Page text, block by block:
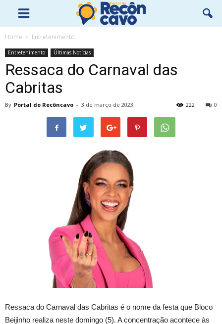
Home Entretenimento
Entretenimento Últimas Notícias
Ressaca do Carnaval das
Cabritas
By Portal do Recôncavo - 3 de março de 2023 0
222
Ressaca do Carnaval das Cabritas é o nome da festa que Bloco
Beijinho realiza neste domingo (5). A concentração acontece às